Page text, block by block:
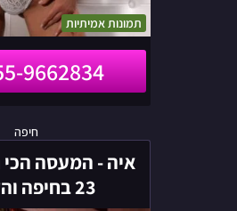
תמונות אמיתיות
9662834
חיפה
איה - המעסה
23 בחיפה והקריות
איה
-
הכי